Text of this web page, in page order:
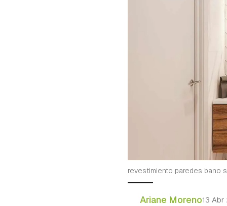
revestimiento paredes bano
Ariane Moreno13